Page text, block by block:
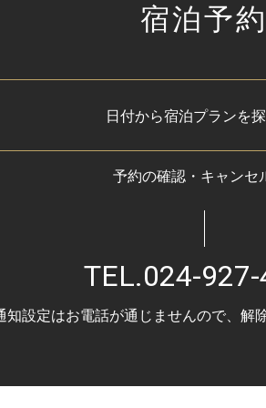
宿泊予約
日付から宿泊プランを
予約の確認・キャンセ
TEL.024-
設定はお電話が通じませんので、 解